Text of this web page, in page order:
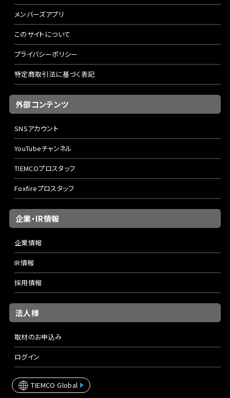
メンバーズアプリ
このサイトについて
プライバシーポリシー
特定商取引法に基づく表記
外部コンテンツ
SNSアカウント
YouTubeチャンネル
TIEMCOプロスタッフ
Foxfireプロスタッフ
企業・IR情報
企業情報
IR情報
採用情報
法人様
取材のお申込み
ログイン
TIEMCO Global